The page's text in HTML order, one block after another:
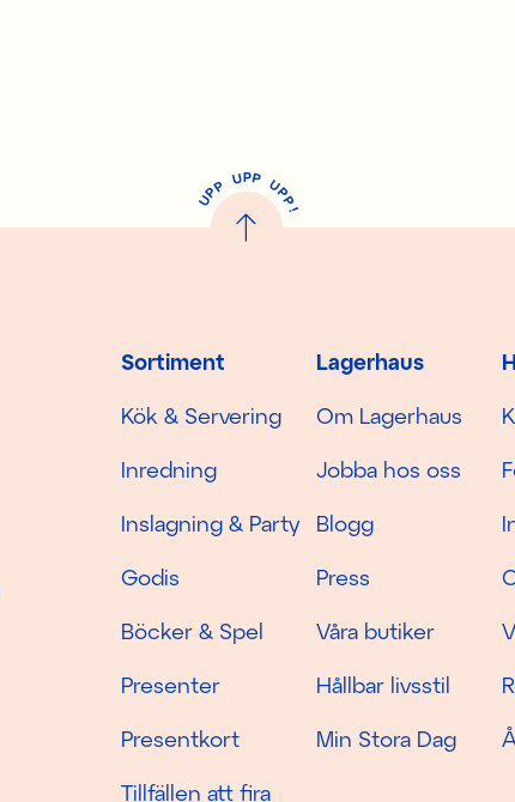
U
P
P UPP UP
P
!
Sortiment
Kök & Servering
Inredning
Inslagning & Party
Godis
Böcker & Spel
Presenter
Presentkort
Tillfällen att fira
Lagerhaus
Om Lagerhaus
Jobba hos oss
Blogg
Press
Våra butiker
Hållbar livsstil
Min Stora Dag